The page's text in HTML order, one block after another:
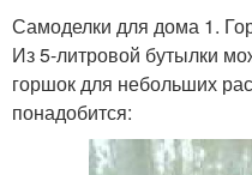
Самоделки для дома 1.
Из 5-литровой бутылки
горшок для небольших
понадобится: